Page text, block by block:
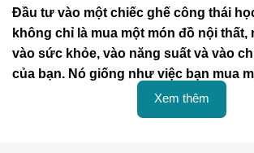
Đầu tư vào một chiếc ghế công thái
không chỉ là mua một món đồ nội thất,
vào sức khỏe, vào năng suất và vào
của bạn. Nó giống như việc bạn mua
để đi bộ đường dài, chiếc ghế công
bạn đồng hành" không thể thiếu trên
Xem thêm